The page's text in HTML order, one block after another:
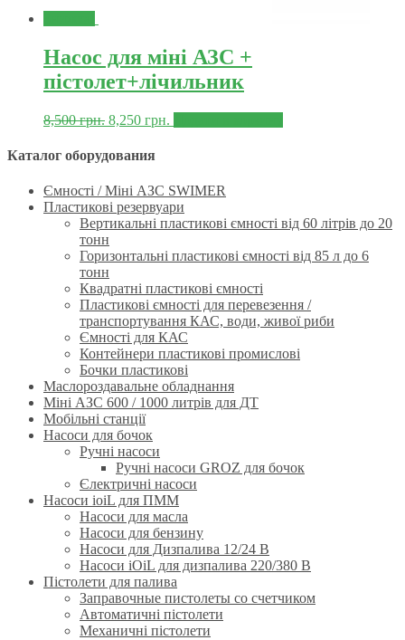
Насос для міні АЗС +
пістолет+лічильник
8,500грн. 8,250 грн.
Каталог оборудования
Ємності / Міні АЗС SWIMER
Пластикові резервуари
Вертикальні пластикові ємності від 60 літрів до 20
тонн
Горизонтальні пластикові ємності від 85 л до 6
тонн
Квадратні пластикові ємності
Пластикові ємності для перевезення /
транспортування КАС, води, живої риби
Ємності для КАС
Контейнери пластикові промислові
Бочки пластикові
Маслороздавальне обладнання
Міні АЗС 600 / 1000 литрів для ДТ
Мобільні станції
Насоси для бочок
Ручнi насоси
Ручні насоси GROZ для бочок
Єлектричні насоси
Насоси ioiL для ПММ
Насоси для масла
Насоси для бензину
Насоси для Дизпалива 12/24 B
Насоси iOiL для дизпалива 220/380 B
Пістолети для палива
Заправочные пистолеты со счетчиком
Автоматичні пістолети
Механичні пістолети